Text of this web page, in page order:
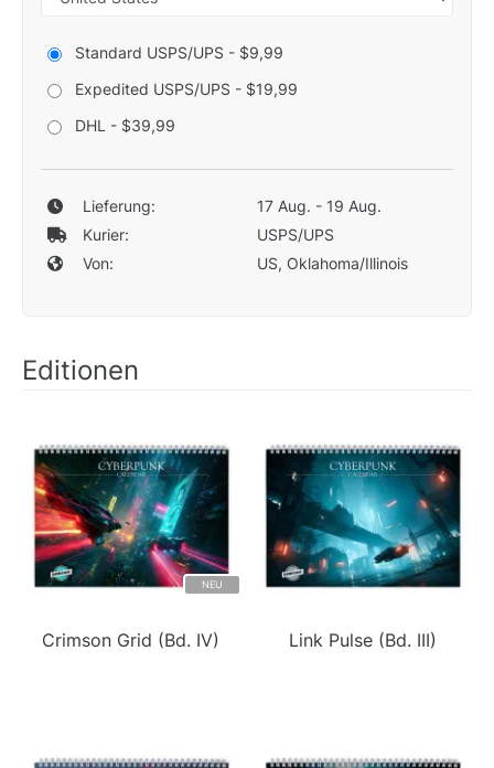
Standard USPS/UPS - $9,99
Expedited USPS/UPS - $19,99
DHL - $39,99
Lieferung:
17 Aug. - 19 Aug.
Kurier:
USPS/UPS
Von:
US, Oklahoma/Illinois
Editionen
NEU
Crimson Grid (Bd. IV) Link Pulse (Bd. III)